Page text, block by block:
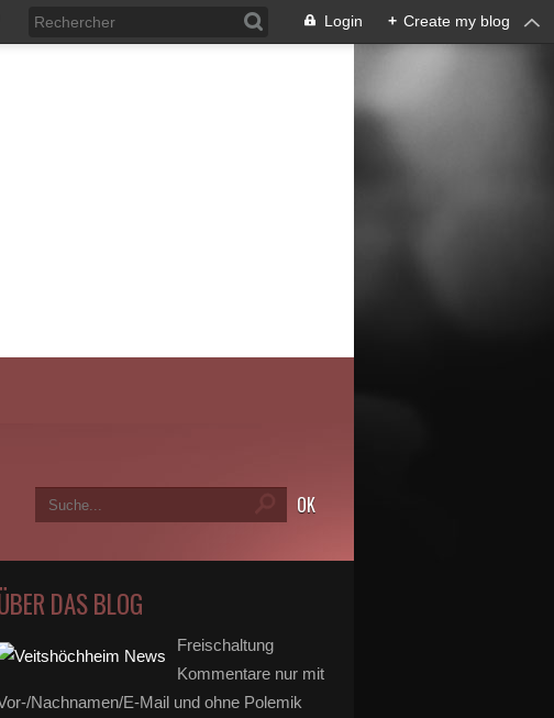
Login + Create my blog
DAS BLOG
Freischaltung
Kommentare nur mit
Nachnamen/E-Mail und ohne Polemik